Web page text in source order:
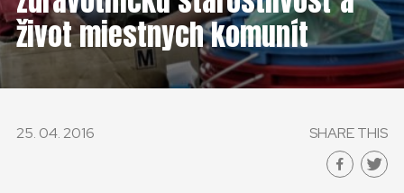
život miestnych komunít
25. 04. 2016 SHARE THIS